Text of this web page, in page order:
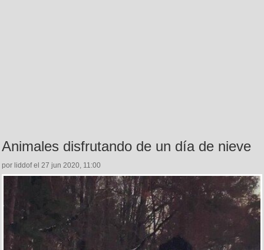
Animales disfrutando de un día de nieve
por liddof el 27 jun 2020, 11:00